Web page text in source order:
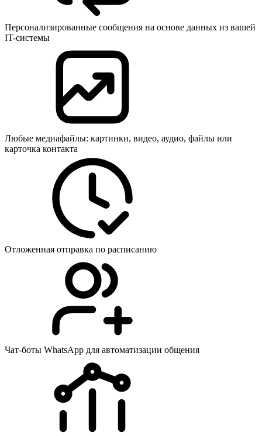
Персонализированные сообщения на основе данных из вашей
IT-системы
Любые медиафайлы: картинки, видео, аудио, файлы или
карточка контакта
Отложенная отправка по расписанию
Чат-боты WhatsApp для автоматизации общения